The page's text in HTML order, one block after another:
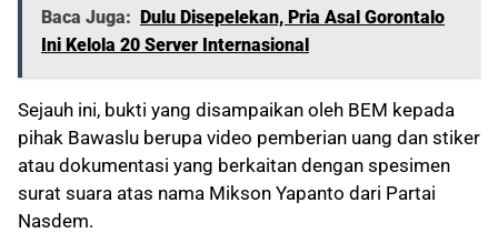
Baca Juga: Dulu Disepelekan, Pria Asal Gorontalo
Ini Kelola 20 Server Internasional
Sejauh ini, bukti yang disampaikan oleh BEM kepada
pihak Bawaslu berupa video pemberian uang dan stiker
atau dokumentasi yang berkaitan dengan spesimen
surat suara atas nama Mikson Yapanto dari Partai
Nasdem.